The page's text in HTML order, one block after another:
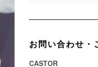
お問い合わせ
CASTOR